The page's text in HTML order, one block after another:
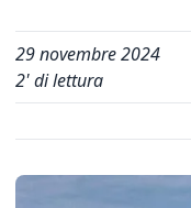
29 novembre 2024
2' di lettura